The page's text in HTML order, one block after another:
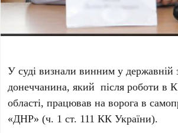
У суді визнали винним у державній
донеччанина, який після роботи в
області, працював на ворога в
«ДНР» (ч. 1 ст. 111 КК України).